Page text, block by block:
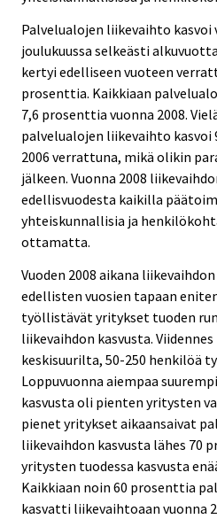
Palvelualojen liikevaihto kasvoi
joulukuussa selkeästi
kertyi edelliseen vuoteen
prosenttia. Kaikkiaan
7,6 prosenttia vuonna 2008.
palvelualojen liikevaihto
2006 verrattuna, mikä olikin
jälkeen. Vuonna 2008
edellisvuodesta kaikilla
yhteiskunnallisia ja
ottamatta.
Vuoden 2008 aikana
edellisten vuosien tapaan
työllistävät yritykset tuoden
liikevaihdon kasvusta.
keskisuurilta, 50-250 henkilöä
Loppuvuonna aiempaa
kasvusta oli pienten yritysten
pienet yritykset aikaansaivat
liikevaihdon kasvusta lähes 70
yritysten tuodessa kasvusta
Kaikkiaan noin 60 prosenttia
kasvatti liikevaihtoaan vuonna